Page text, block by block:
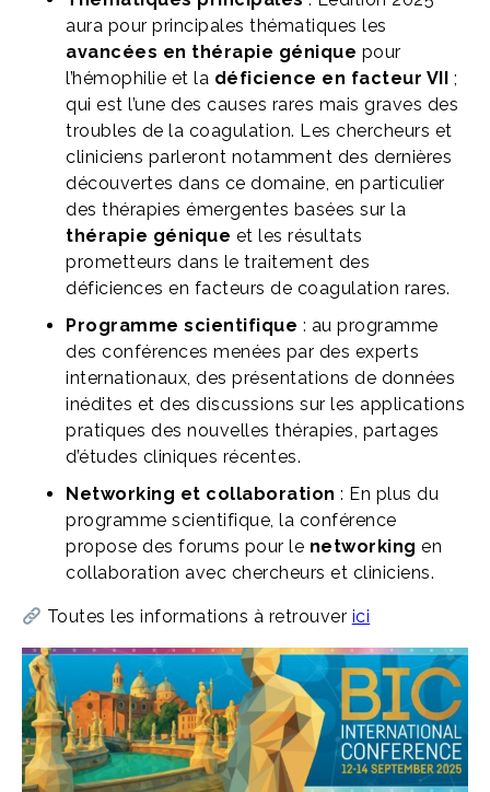
aura pour principales thématiques les
avancées en thérapie génique pour
l’hémophilie et la déficience en facteur VII
;
qui est l’une des causes rares mais graves des
troubles de la coagulation. Les chercheurs et
cliniciens parleront notamment des dernières
découvertes dans ce domaine, en particulier
des thérapies émergentes basées sur la
thérapie génique et les résultats
prometteurs dans le traitement des
déficiences en facteurs de coagulation rares.
Programme scientifique : au programme
des conférences menées par des experts
internationaux, des présentations de données
inédites et des discussions sur les applications
pratiques des nouvelles thérapies, partages
d’études cliniques récentes.
Networking et collaboration : En plus du
programme scientifique, la conférence
propose des forums pour le networking en
collaboration avec chercheurs et cliniciens.
Toutes les informations à retrouver ici